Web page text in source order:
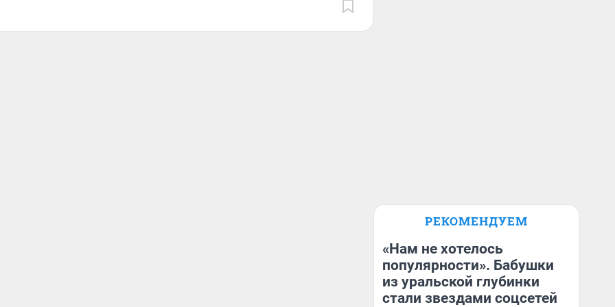
РЕКОМЕНДУЕМ
«Нам не хотелось
популярности». Бабушки
из уральской глубинки
стали звездами соцсетей